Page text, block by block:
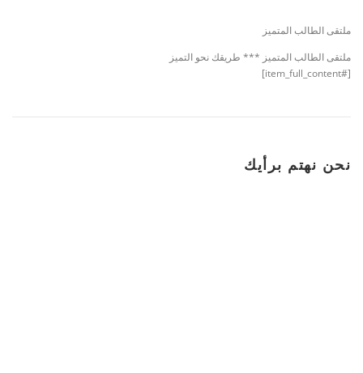
ملتقى الطالب المتميز
ملتقى الطالب المتميز *** طريقك نحو التميز
[#item_full_content]
نحن نهتم برأيك